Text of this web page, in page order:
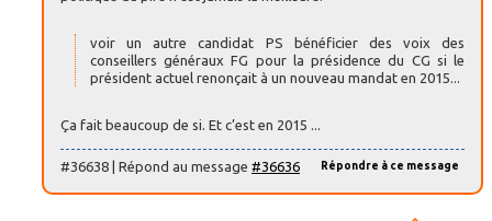
voir un autre candidat PS bénéficier des voix des
conseillers généraux FG pour la présidence du CG si le
président actuel renonçait à un nouveau mandat en 2015...
Ça fait beaucoup de si. Et c’est en 2015 ...
Répondre à ce message
#36638 | Répond au message #36636